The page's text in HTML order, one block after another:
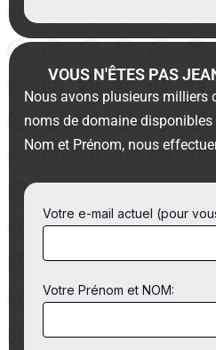
VOUS N'ÊTES PAS
Nous avons plusieurs milliers
noms de domaine
Nom et Prénom, nous
Votre e-mail actuel (pour
Votre Prénom et NOM: